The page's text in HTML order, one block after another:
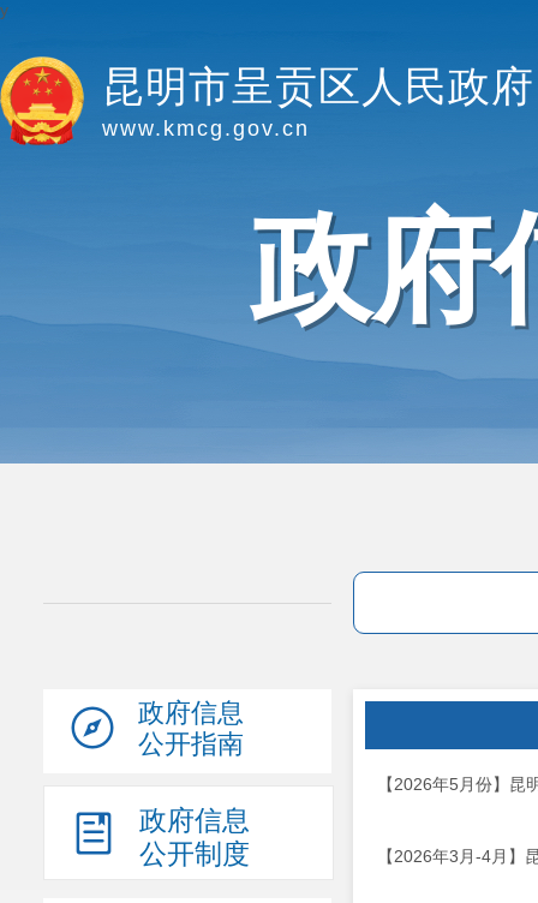
y
昆明市呈贡区人民政府
www.kmcg.gov.cn
政府
政府信息
公开指南
政府信息
公开制度
【2026年5月份】
【2026年3月-4月】